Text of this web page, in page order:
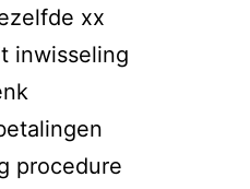
xx
inwisseling
procedure